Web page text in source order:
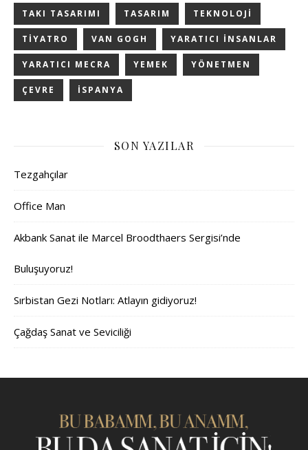
TAKI TASARIMI TASARIM TEKNOLOJI
TIYATRO VAN GOGH YARATICI INSANLAR
YARATICI MECRA YEMEK YÖNETMEN
ÇEVRE İSPANYA
SON YAZILAR
Tezgahçılar
Office Man
Akbank Sanat ile Marcel Broodthaers Sergisi’nde
Buluşuyoruz!
Sırbistan Gezi Notları: Atlayın gidiyoruz!
Çağdaş Sanat ve Seviciliği